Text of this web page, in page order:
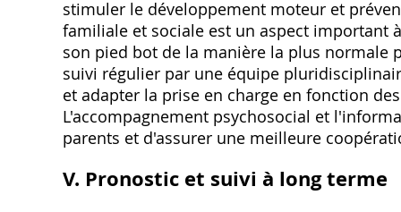
stimuler le développement moteur et
familiale et sociale est un aspect important
son pied bot de la manière la plus normale
suivi régulier par une équipe
et adapter la prise en charge en fonction
L'accompagnement psychosocial et
parents et d'assurer une meilleure
V. Pronostic et suivi à long terme